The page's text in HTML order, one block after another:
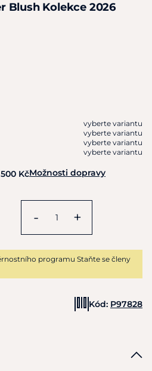
Blush Kolekce 2026
vyberte variantu
vyberte variantu
vyberte variantu
vyberte variantu
KčMožnosti dopravy
- +
programu Staňte se členy
Kód: P97828